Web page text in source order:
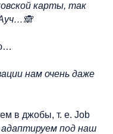
карты, так
нам очень даже
в джобы, т. е. Job
адаптируем под наш